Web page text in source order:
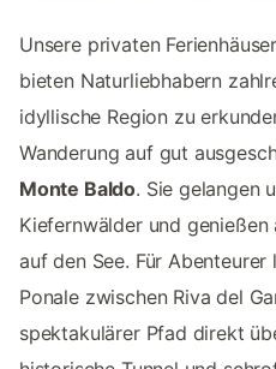
Unsere privaten
bieten Naturliebhabern
idyllische Region zu
Wanderung auf gut
Monte Baldo. Sie gelangen
Kiefernwälder und
auf den See. Für
Ponale zwischen Riva del
spektakulärer Pfad direkt